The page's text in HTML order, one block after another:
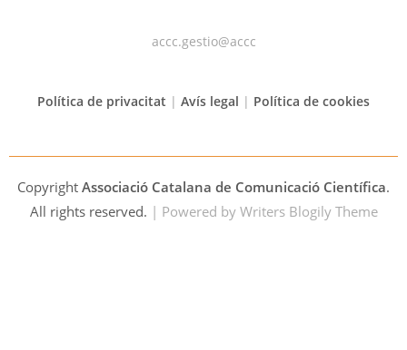
accc.gestio@accc
Política de privacitat | Avís legal | Política de cookies
Copyright Associació Catalana de Comunicació Científica.
All rights reserved. | Powered by Writers Blogily Theme